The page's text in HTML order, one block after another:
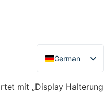
German
English
mit „Display Halterung